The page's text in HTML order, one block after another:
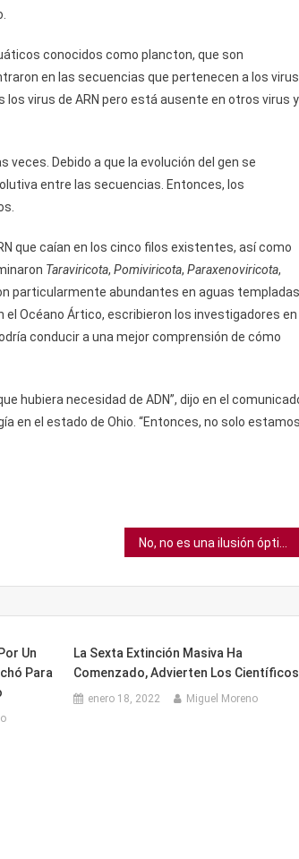
conocidos como plancton, que son
en las secuencias que pertenecen a los virus
los virus de ARN pero está ausente en otros virus y
veces. Debido a que la evolución del gen se
entre las secuencias. Entonces, los
que caían en los cinco filos existentes, así como
Taraviricota, Pomiviricota, Paraxenoviricota,
particularmente abundantes en aguas templadas
el Océano Ártico, escribieron los investigadores en
conducir a una mejor comprensión de cómo
hubiera necesidad de ADN”, dijo en el
en el estado de Ohio. “Entonces, no solo
Un
Para
La Sexta Extinción Masiva Ha
Comenzado, Advierten Los Científicos
enero 18, 2022 Miguel Moreno